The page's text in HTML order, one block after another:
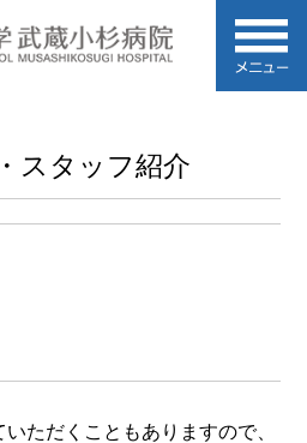
スタッフ紹介
ただくこともありますので、